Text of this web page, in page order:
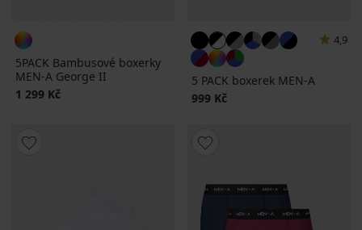
5PACK Bambusové boxerky
MEN-A George II
1 299 Kč
4,9
5 PACK boxerek MEN-A
999 Kč